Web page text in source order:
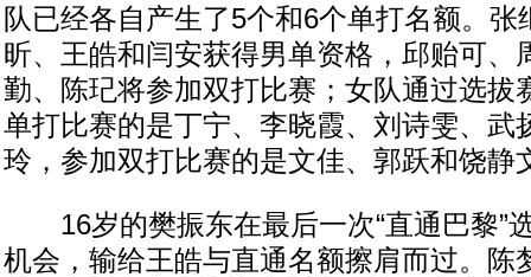
队已经各自产生了5个和6个单打名额。张
昕、王皓和闫安获得男单资格，邱贻可、
勤、陈玘将参加双打比赛；女队通过选拔
单打比赛的是丁宁、李晓霞、刘诗雯、武
玲，参加双打比赛的是文佳、郭跃和饶静
16岁的樊振东在最后一次“直通巴黎”
机会，输给王皓与直通名额擦肩而过。陈